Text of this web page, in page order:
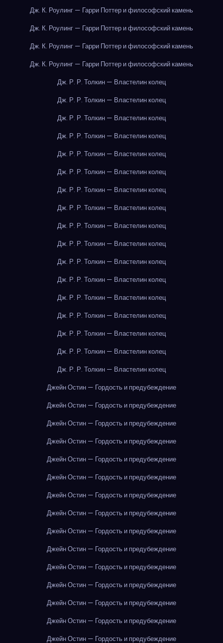
Дж. К. Роулинг — Гарри Поттер и философский камень
Дж. К. Роулинг — Гарри Поттер и философский камень
Дж. К. Роулинг — Гарри Поттер и философский камень
Дж. К. Роулинг — Гарри Поттер и философский камень
Дж. Р. Р. Толкин — Властелин колец
Дж. Р. Р. Толкин — Властелин колец
Дж. Р. Р. Толкин — Властелин колец
Дж. Р. Р. Толкин — Властелин колец
Дж. Р. Р. Толкин — Властелин колец
Дж. Р. Р. Толкин — Властелин колец
Дж. Р. Р. Толкин — Властелин колец
Дж. Р. Р. Толкин — Властелин колец
Дж. Р. Р. Толкин — Властелин колец
Дж. Р. Р. Толкин — Властелин колец
Дж. Р. Р. Толкин — Властелин колец
Дж. Р. Р. Толкин — Властелин колец
Дж. Р. Р. Толкин — Властелин колец
Дж. Р. Р. Толкин — Властелин колец
Дж. Р. Р. Толкин — Властелин колец
Дж. Р. Р. Толкин — Властелин колец
Дж. Р. Р. Толкин — Властелин колец
Джейн Остин — Гордость и предубеждение
Джейн Остин — Гордость и предубеждение
Джейн Остин — Гордость и предубеждение
Джейн Остин — Гордость и предубеждение
Джейн Остин — Гордость и предубеждение
Джейн Остин — Гордость и предубеждение
Джейн Остин — Гордость и предубеждение
Джейн Остин — Гордость и предубеждение
Джейн Остин — Гордость и предубеждение
Джейн Остин — Гордость и предубеждение
Джейн Остин — Гордость и предубеждение
Джейн Остин — Гордость и предубеждение
Джейн Остин — Гордость и предубеждение
Джейн Остин — Гордость и предубеждение
Джейн Остин — Гордость и предубеждение